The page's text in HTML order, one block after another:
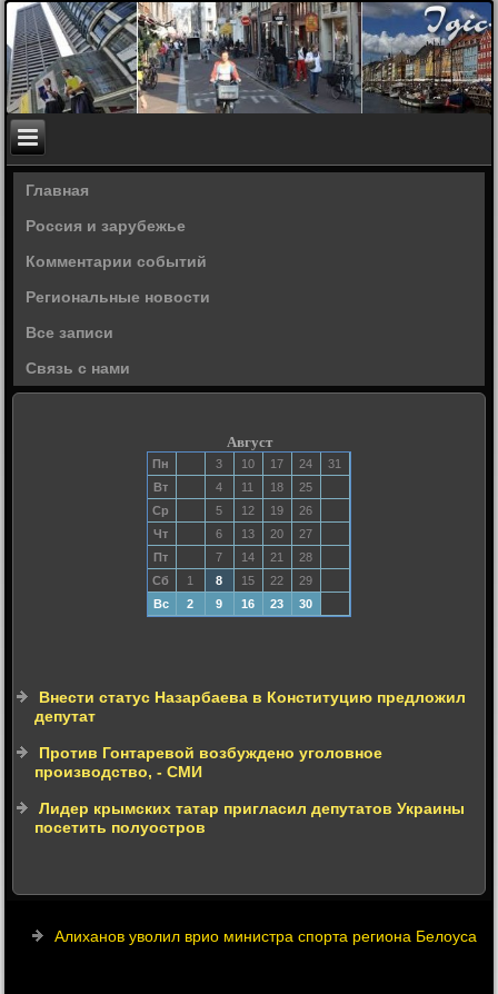
Главная
Россия и зарубежье
Комментарии событий
Региональные новости
Все записи
Связь с нами
Август
Пн 3 10 17 24
31
Вт
4 11 18
25
Ср
5 12 19
26
Чт
6 13 20
27
Пт
7 14 21
28
Сб
1 8 15 22
29
Вс
2 9 16 23 30
Внести статус Назарбаева в Конституцию предложил
депутат
Против Гонтаревой возбуждено уголовное
производство, - СМИ
Лидер крымских татар пригласил депутатов Украины
посетить полуостров
Алиханов уволил врио министра спорта региона Белоуса